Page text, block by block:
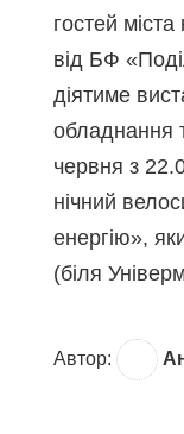
гостей
від БФ
діятиме
обладнання
червня з
нічний
енергію»,
(біля
Автор: